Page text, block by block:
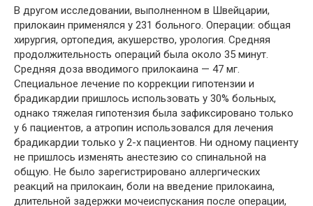
В другом исследовании, выполненном в Швейцарии,
прилокаин применялся у 231 больного. Операции: общая
хирургия, ортопедия, акушерство, урология. Средняя
продолжительность операций была около 35 минут.
Средняя доза вводимого прилокаина — 47 мг.
Специальное лечение по коррекции гипотензии и
брадикардии пришлось использовать у 30% больных,
однако тяжелая гипотензия была зафиксировано только
у 6 пациентов, а атропин использовался для лечения
брадикардии только у 2-х пациентов. Ни одному пациенту
не пришлось изменять анестезию со спинальной на
общую. Не было зарегистрировано аллергических
реакций на прилокаин, боли на введение прилокаина,
длительной задержки мочеиспускания после операции,